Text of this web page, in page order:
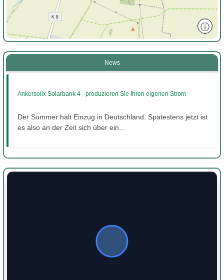
ⓘ
News
Ankersolix Solarbank 4 - produzieren Sie Ihren eigenen Strom
Der Sommer hält Einzug in Deutschland. Spätestens jetzt ist
es also an der Zeit sich über ein...